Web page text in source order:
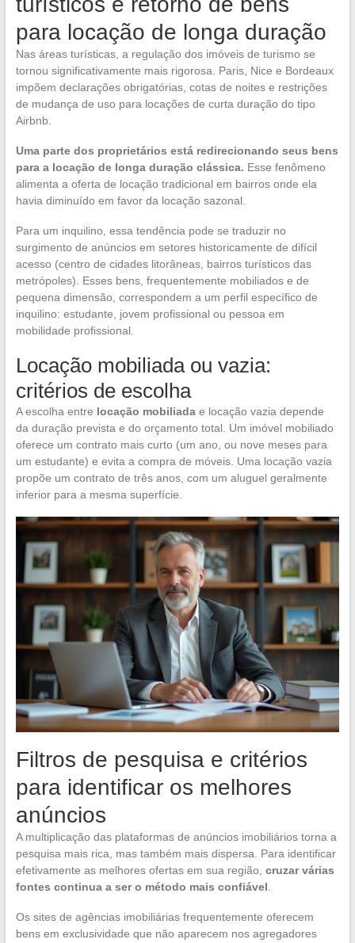
para locação de longa duração
Nas áreas turísticas, a regulação dos imóveis de turismo se
tornou significativamente mais rigorosa. Paris, Nice e Bordeaux
impõem declarações obrigatórias, cotas de noites e restrições
de mudança de uso para locações de curta duração do tipo
Airbnb.
Uma parte dos proprietários está redirecionando seus bens
para a locação de longa duração clássica. Esse fenômeno
alimenta a oferta de locação tradicional em bairros onde ela
havia diminuído em favor da locação sazonal.
Para um inquilino, essa tendência pode se traduzir no
surgimento de anúncios em setores historicamente de difícil
acesso (centro de cidades litorâneas, bairros turísticos das
metrópoles). Esses bens, frequentemente mobiliados e de
pequena dimensão, correspondem a um perfil específico de
inquilino: estudante, jovem profissional ou pessoa em
mobilidade profissional.
Locação mobiliada ou vazia:
critérios de escolha
A escolha entre locação mobiliadae locação vazia depende
da duração prevista e do orçamento total. Um imóvel mobiliado
oferece um contrato mais curto (um ano, ou nove meses para
um estudante) e evita a compra de móveis. Uma locação vazia
propõe um contrato de três anos, com um aluguel geralmente
inferior para a mesma superfície.
Filtros de pesquisa e critérios
para identificar os melhores
anúncios
A multiplicação das plataformas de anúncios imobiliários torna a
pesquisa mais rica, mas também mais dispersa. Para identificar
efetivamente as melhores ofertas em sua região, cruzar várias
fontes continua a ser o método mais confiável.
Os sites de agências imobiliárias frequentemente oferecem
bens em exclusividade que não aparecem nos agregadores